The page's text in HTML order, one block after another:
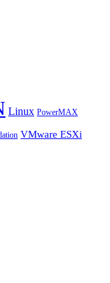
Linux PowerMAX
VMware ESXi